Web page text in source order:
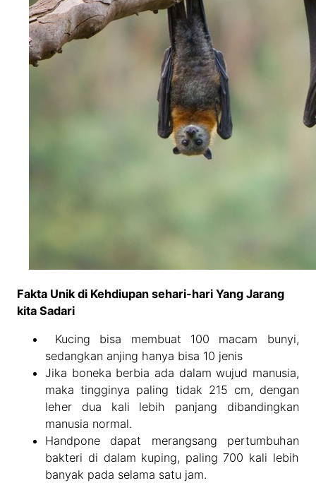
Fakta Unik di Kehdiupan sehari-hari Yang Jarang
kita Sadari
Kucing bisa membuat 100 macam bunyi,
sedangkan anjing hanya bisa 10 jenis
Jika boneka berbia ada dalam wujud manusia,
maka tingginya paling tidak 215 cm, dengan
leher dua kali lebih panjang dibandingkan
manusia normal.
Handpone dapat merangsang pertumbuhan
bakteri di dalam kuping, paling 700 kali lebih
banyak pada selama satu jam.